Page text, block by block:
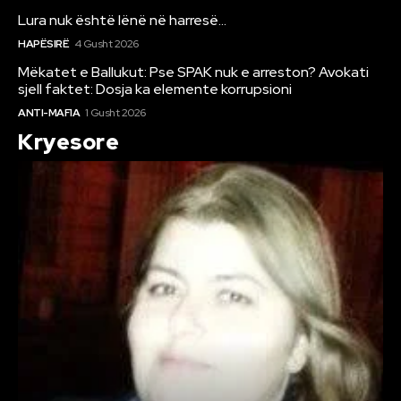
Lura nuk është lënë në harresë…
HAPËSIRË 4 Gusht 2026
Mëkatet e Ballukut: Pse SPAK nuk e arreston? Avokati
sjell faktet: Dosja ka elemente korrupsioni
ANTI-MAFIA 1 Gusht 2026
Kryesore